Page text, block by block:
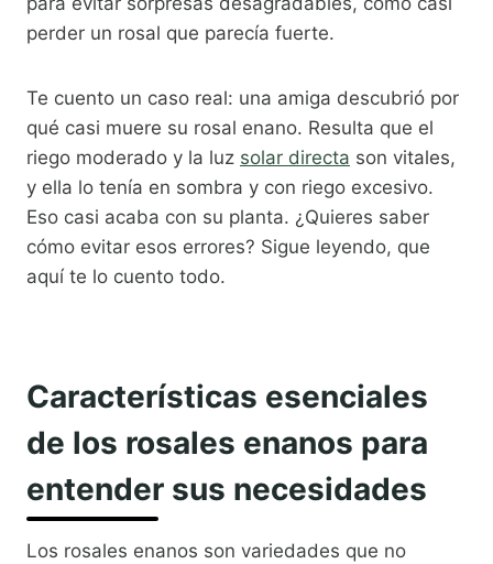
perder un rosal que parecía fuerte.
Te cuento un caso real: una amiga descubrió por
qué casi muere su rosal enano. Resulta que el
riego moderado y la luz solar directa son vitales,
y ella lo tenía en sombra y con riego excesivo.
Eso casi acaba con su planta. ¿Quieres saber
cómo evitar esos errores? Sigue leyendo, que
aquí te lo cuento todo.
Características esenciales
de los rosales enanos para
entender sus necesidades
Los rosales enanos son variedades que no